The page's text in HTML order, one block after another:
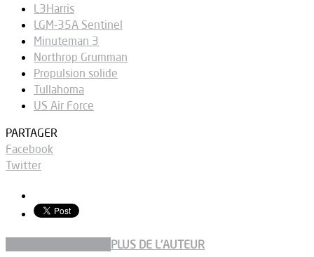
L3Harris
LGM-35A Sentinel
Minuteman 3
Northrop Grumman
Propulsion solide
Tullahoma
US Air Force
PARTAGER
Facebook
Twitter
PLUS DE L'AUTEUR